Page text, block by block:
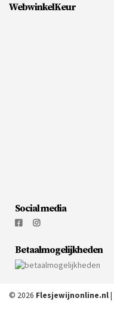
WebwinkelKeur
Social media
Betaalmogelijkheden
© 2026 Flesjewijnonline.nl|